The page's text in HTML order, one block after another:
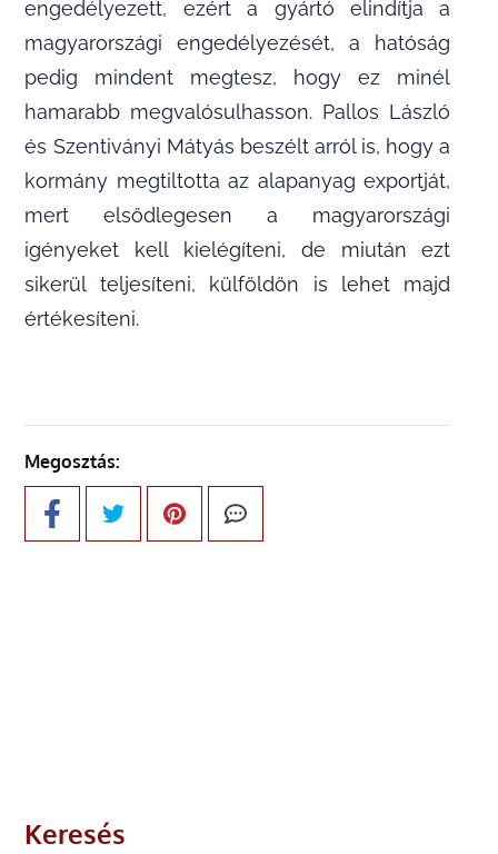
engedélyezett, ezért a gyártó elindítja a
magyarországi engedélyezését, a hatóság
pedig mindent megtesz, hogy ez minél
hamarabb megvalósulhasson. Pallos László
és Szentiványi Mátyás beszélt arról is, hogy a
kormány megtiltotta az alapanyag exportját,
mert elsődlegesen a magyarországi
igényeket kell kielégíteni, de miután ezt
sikerül teljesíteni, külföldön is lehet majd
értékesíteni.
Megosztás:
Keresés